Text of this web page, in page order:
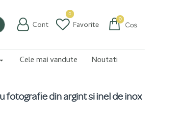
Cont Favorite
0
Coș
0
Cele mai vandute Noutati
fotografie din argint si inel de inox